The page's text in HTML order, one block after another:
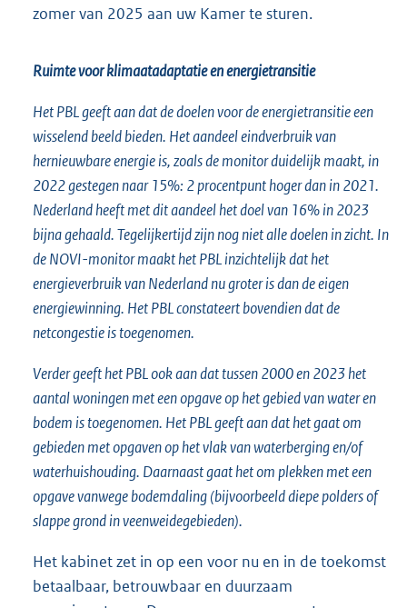
zomer van 2025 aan uw Kamer te sturen.
Ruimte voor klimaatadaptatie en energietransitie
Het PBL geeft aan dat de doelen voor de energietransitie een
wisselend beeld bieden. Het aandeel eindverbruik van
hernieuwbare energie is, zoals de monitor duidelijk maakt, in
2022 gestegen naar 15%: 2 procentpunt hoger dan in 2021.
Nederland heeft met dit aandeel het doel van 16% in 2023
bijna gehaald. Tegelijkertijd zijn nog niet alle doelen in zicht. In
de NOVI-monitor maakt het PBL inzichtelijk dat het
energieverbruik van Nederland nu groter is dan de eigen
energiewinning. Het PBL constateert bovendien dat de
netcongestie is toegenomen.
Verder geeft het PBL ook aan dat tussen 2000 en 2023 het
aantal woningen met een opgave op het gebied van water en
bodem is toegenomen. Het PBL geeft aan dat het gaat om
gebieden met opgaven op het vlak van waterberging en/of
waterhuishouding. Daarnaast gaat het om plekken met een
opgave vanwege bodemdaling (bijvoorbeeld diepe polders of
slappe grond in veenweidegebieden).
Het kabinet zet in op een voor nu en in de toekomst
betaalbaar, betrouwbaar en duurzaam